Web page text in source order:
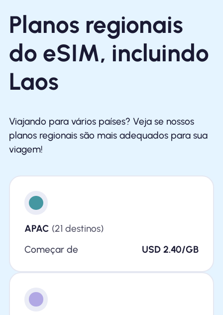
Planos regionais
do eSIM, incluindo
Laos
Viajando para vários países? Veja se nossos
planos regionais são mais adequados para sua
viagem!
APAC (21 destinos)
Começar de
USD 2.40/GB